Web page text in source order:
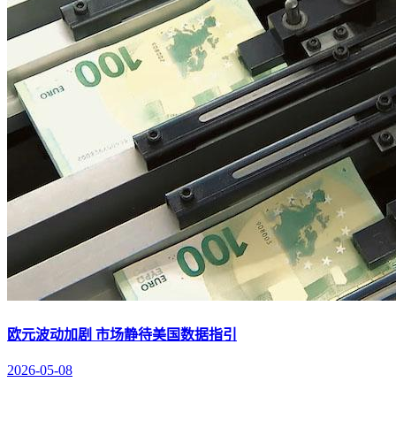
欧元波动加剧 市场静待美国数据指引
2026-05-08